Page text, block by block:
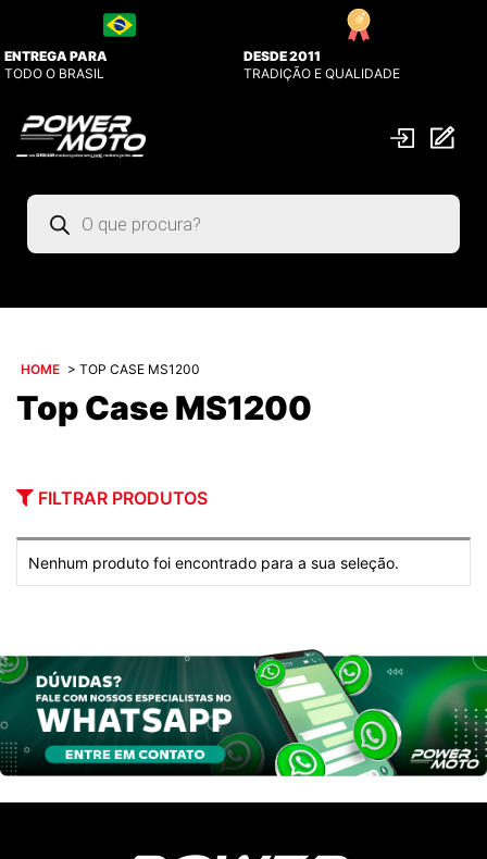
ENTREGA PARA
TODO O BRASIL
DESDE 2011
TRADIÇÃO E QUALIDADE
Pesquisar
produtos
HOME > TOP CASE MS1200
Top Case MS1200
FILTRAR PRODUTOS
Nenhum produto foi encontrado para a sua seleção.